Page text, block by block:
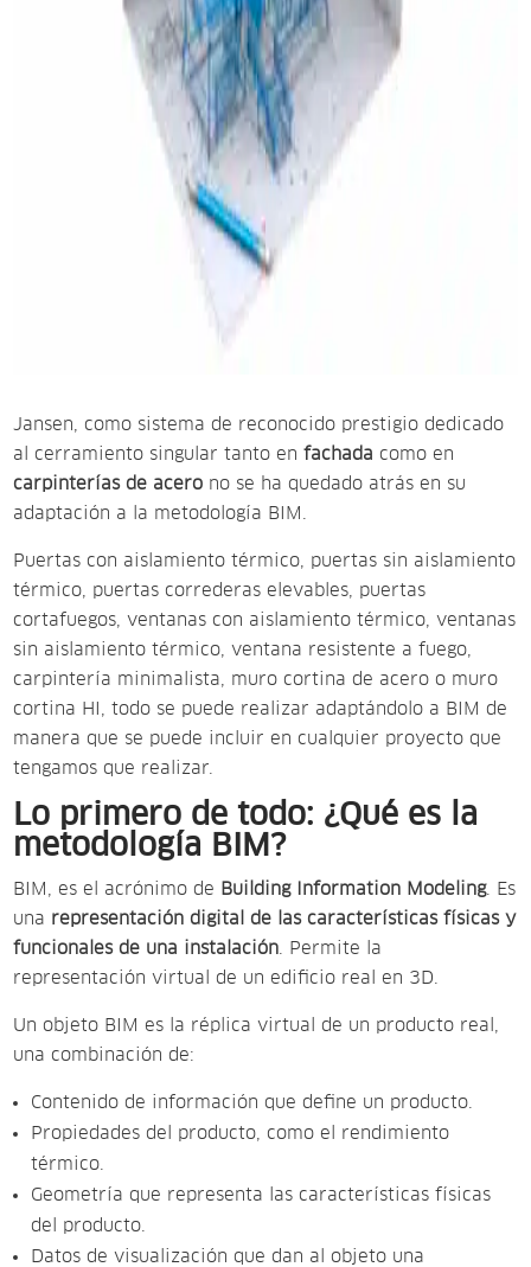
Jansen, como sistema de reconocido prestigio dedicado
al cerramiento singular tanto enfachada como en
carpinterías de acero no se ha quedado atrás en su
adaptación a la metodología BIM.
Puertas con aislamiento térmico, puertas sin aislamiento
térmico, puertas correderas elevables, puertas
cortafuegos, ventanas con aislamiento térmico, ventanas
sin aislamiento térmico, ventana resistente a fuego,
carpintería minimalista, muro cortina de acero o muro
cortina HI, todo se puede realizar adaptándolo a BIM de
manera que se puede incluir en cualquier proyecto que
tengamos que realizar.
Lo primero de todo: ¿Qué es la
metodología BIM?
BIM, es el acrónimo de Building Information Modeling. Es
una representación digital de las características físicas y
funcionales de una instalación. Permite la
representación virtual de un edificio real en 3D.
Un objeto BIM es la réplica virtual de un producto real,
una combinación de:
Contenido de información que define un producto.
Propiedades del producto, como el rendimiento
térmico.
Geometría que representa las características físicas
del producto.
Datos de visualización que dan al objeto una